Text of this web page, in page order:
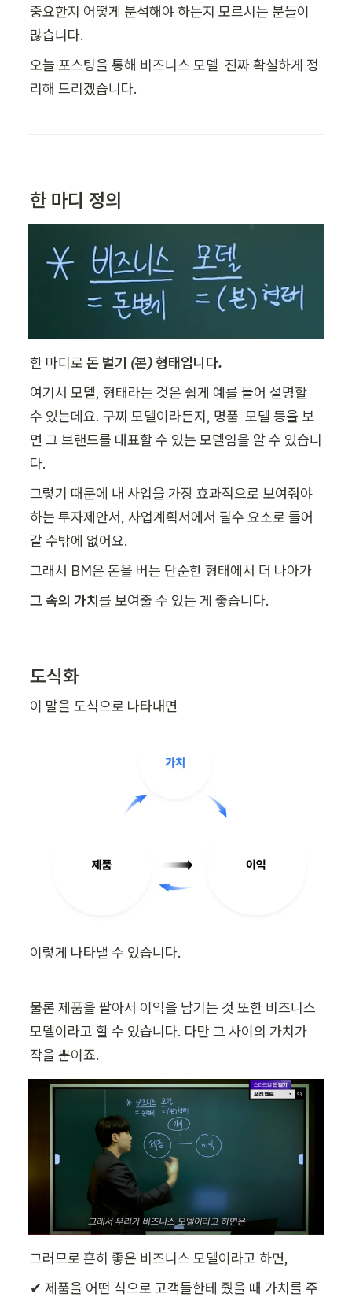
중요한지 어떻게 분석해야 하는지 모르시는 분들이
많습니다.
오늘 포스팅을 통해 비즈니스 모델  진짜 확실하게 정
리해 드리겠습니다.
한 마디 정의
한 마디로 돈 벌기 (본) 형태입니다.
여기서 모델, 형태라는 것은 쉽게 예를 들어 설명할
수 있는데요. 구찌 모델이라든지, 명품  모델 등을 보
면 그 브랜드를 대표할 수 있는 모델임을 알 수 있습니
다.
그렇기 때문에 내 사업을 가장 효과적으로 보여줘야
하는 투자제안서, 사업계획서에서 필수 요소로 들어
갈 수밖에 없어요.
그래서 BM은 돈을 버는 단순한 형태에서 더 나아가
그 속의 가치를 보여줄 수 있는 게 좋습니다.
도식화
이 말을 도식으로 나타내면
이렇게 나타낼 수 있습니다.
물론 제품을 팔아서 이익을 남기는 것 또한 비즈니스
모델이라고 할 수 있습니다. 다만 그 사이의 가치가
작을 뿐이죠.
그러므로 흔히 좋은 비즈니스 모델이라고 하면,
✔ 제품을 어떤 식으로 고객들한테 줬을 때 가치를 주